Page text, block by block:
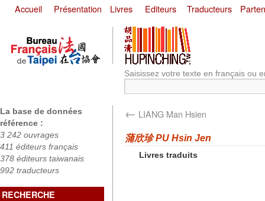
Accueil Présentation Livres Editeurs Traducteurs
Saisissez votre texte en français ou
La base de données
référence :
3 242 ouvrages
411 éditeurs français
378 éditeurs taiwanais
992 traducteurs
RECHERCHE
← LIANG Man Hsien
蒲欣珍 PU Hsin Jen
Livres traduits